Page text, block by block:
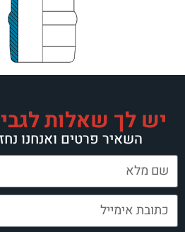
לגבי המוצר הזה?
ואנחנו נחזור אליך בהקדם